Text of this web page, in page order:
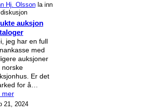
Hj. Olssonla inn
auksjon
jeg har en full
med
auksjoner
norske
Er det
for å…
mer
21, 2024